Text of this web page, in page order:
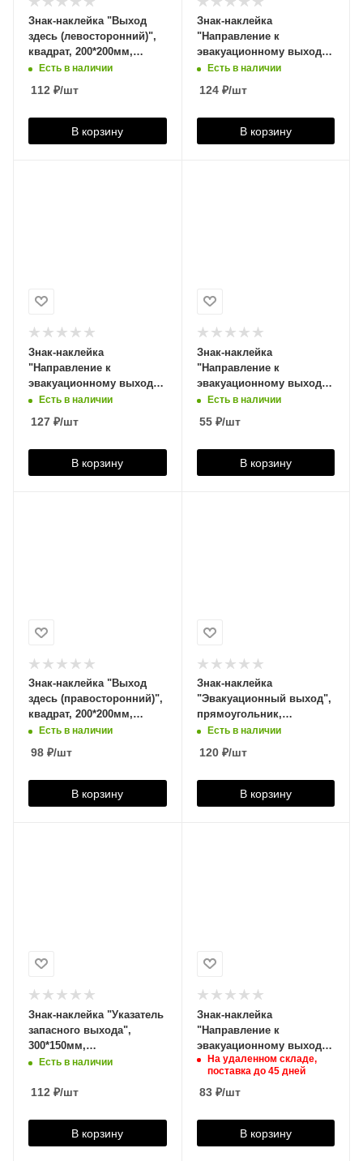
Знак-наклейка "Выход
здесь (левосторонний)",
квадрат, 200*200мм,
фотолюминесцентный,
610581
Есть в наличии
112 ₽/шт
В корзину
Знак-наклейка
"Направление к
эвакуационному выходу
НАЛЕВО вниз",
300*150мм,
фотолюминесцентный,
Есть в наличии
124₽/шт
В корзину
Знак-наклейка
"Направление к
эвакуационному выходу
НАЛЕВО", 300*150мм,
610586
Есть в наличии
127 ₽/шт
В корзину
Знак-наклейка
"Направление к
эвакуационному выходу
по лестнице НАЛЕВО
200*200мм, 610019
Есть в наличии
55₽/шт
В корзину
Знак-наклейка "Выход
здесь (правосторонний)",
квадрат, 200*200мм,
фотолюминесцентный,
610582
Есть в наличии
98 ₽/шт
В корзину
Знак-наклейка
"Эвакуационный выход",
прямоугольник,
300*150мм, 610037
Есть в наличии
120₽/шт
В корзину
Знак-наклейка "Указатель
запасного выхода",
300*150мм,
фотолюминесцентный,
Есть в наличии
112 ₽/шт
В корзину
Знак-наклейка
"Направление к
эвакуационному выходу
по лестнице НАПРАВО
вниз", квадрат,
200*200мм, 610018
На удаленном складе,
поставка до 45 дней
83₽/шт
В корзину